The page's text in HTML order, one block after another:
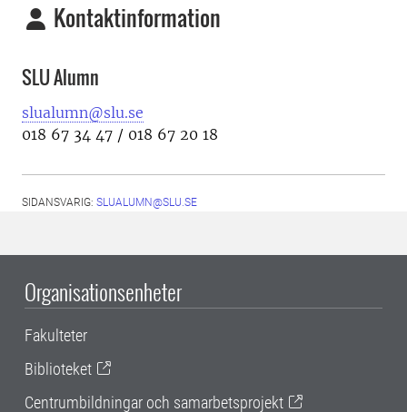
Kontaktinformation
SLU Alumn
slualumn@slu.se
018 67 34 47 / 018 67 20 18
SIDANSVARIG: SLUALUMN@SLU.SE
Organisationsenheter
Fakulteter
Biblioteket
Centrumbildningar och samarbetsprojekt